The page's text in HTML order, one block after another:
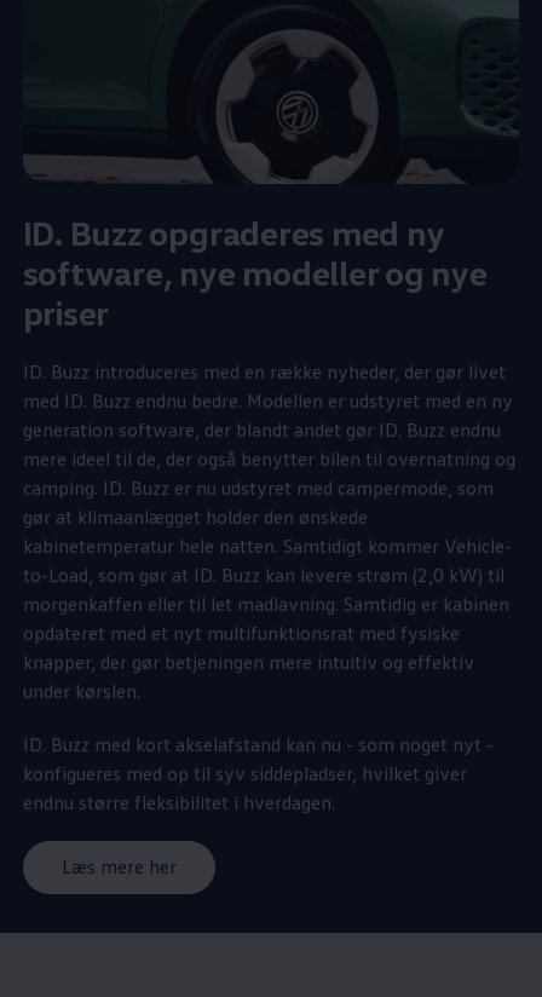
ID. Buzz opgraderes med ny
software, nye modeller og nye
priser
ID. Buzz introduceres med en række nyheder, der gør livet
med ID. Buzz endnu bedre. Modellen er udstyret med en ny
generation software, der blandt andet gør ID. Buzz endnu
mere ideel til de, der også benytter bilen til overnatning og
camping. ID. Buzz er nu udstyret med campermode, som
gør at klimaanlægget holder den ønskede
kabinetemperatur hele natten. Samtidigt kommer Vehicle-
to-Load, som gør at ID. Buzz kan levere strøm (2,0 kW) til
morgenkaffen eller til let madlavning. Samtidig er kabinen
opdateret med et nyt multifunktionsrat med fysiske
knapper, der gør betjeningen mere intuitiv og effektiv
under kørslen.
ID. Buzz med kort akselafstand kan nu - som noget nyt -
konfigueres med op til syv siddepladser, hvilket giver
endnu større fleksibilitet i hverdagen.
Læs mere her